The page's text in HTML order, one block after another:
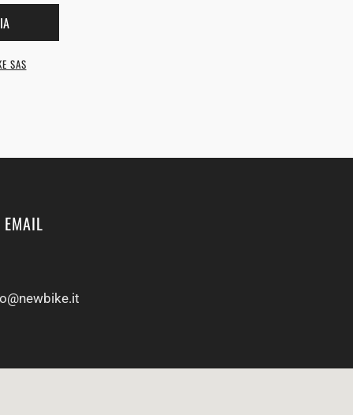
SAS